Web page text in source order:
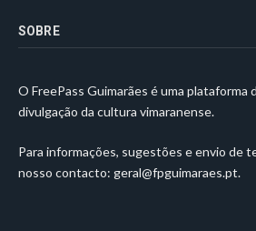
SOBRE
O FreePass Guimarães é uma plataforma
divulgação da cultura vimaranense.
Para informações, sugestões e envio de
nosso contacto: geral@fpguimaraes.pt.